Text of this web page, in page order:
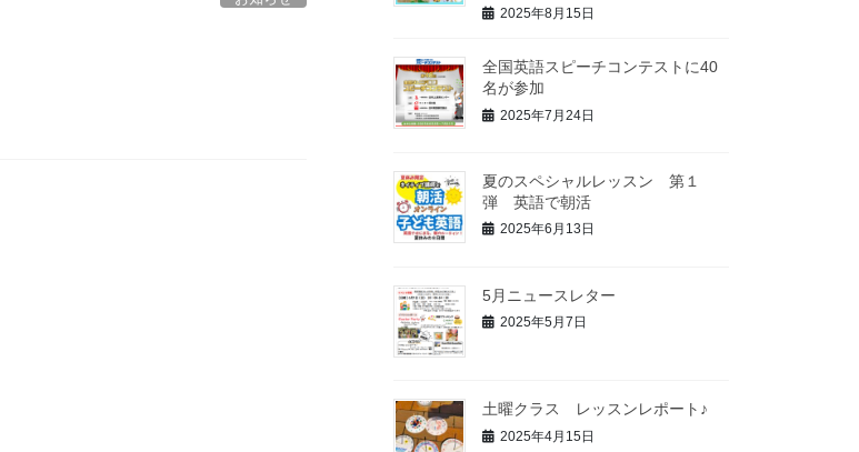
2025年8月15日
全国英語スピーチコンテストに40
名が参加
2025年7月24日
夏のスペシャルレッスン 第１
弾 英語で朝活
2025年6月13日
5月ニュースレター
2025年5月7日
土曜クラス レッスンレポート♪
2025年4月15日